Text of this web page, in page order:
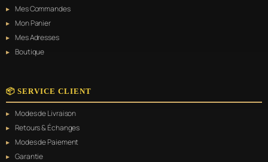
Mes Commandes
Mon Panier
Mes Adresses
Boutique
📦 SERVICE CLIENT
Modes de Livraison
Retours & Échanges
Modes de Paiement
Garantie